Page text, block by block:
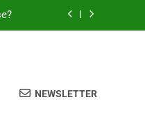
NEWSLETTER